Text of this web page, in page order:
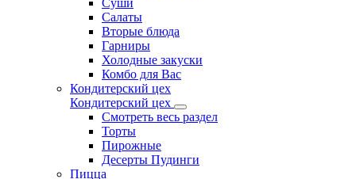
Суши
Салаты
Вторые блюда
Гарниры
Холодные закуски
Комбо для Вас
Кондитерский цех
Кондитерский цех
Смотреть весь раздел
Торты
Пирожные
Десерты Пудинги
Пицца